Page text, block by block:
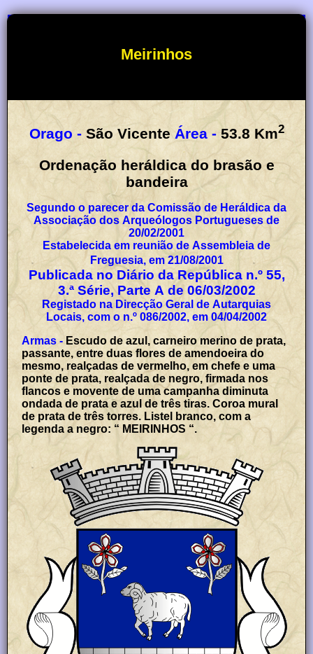
Meirinhos
Orago - São Vicente Área - 53.8 Km2
Ordenação heráldica do brasão e
bandeira
Segundo o parecer da Comissão de Heráldica da
Associação dos Arqueólogos Portugueses de
20/02/2001
Estabelecida em reunião de Assembleia de
Freguesia, em 21/08/2001
Publicada no Diário da República n.º 55,
3.ª Série, Parte A de 06/03/2002
Registado na Direcção Geral de Autarquias
Locais, com o n.º 086/2002, em 04/04/2002
Armas - Escudo de azul, carneiro merino de prata,
passante, entre duas flores de amendoeira do
mesmo, realçadas de vermelho, em chefe e uma
ponte de prata, realçada de negro, firmada nos
flancos e movente de uma campanha diminuta
ondada de prata e azul de três tiras. Coroa mural
de prata de três torres. Listel branco, com a
legenda a negro: “ MEIRINHOS “.